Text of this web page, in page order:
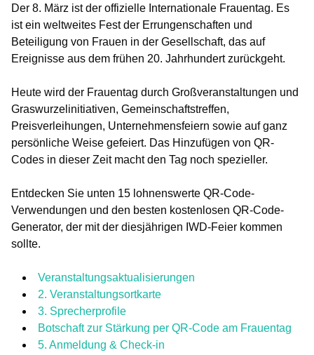
Der 8. März ist der offizielle Internationale Frauentag. Es
ist ein weltweites Fest der Errungenschaften und
Beteiligung von Frauen in der Gesellschaft, das auf
Ereignisse aus dem frühen 20. Jahrhundert zurückgeht.
Heute wird der Frauentag durch Großveranstaltungen und
Graswurzelinitiativen, Gemeinschaftstreffen,
Preisverleihungen, Unternehmensfeiern sowie auf ganz
persönliche Weise gefeiert. Das Hinzufügen von QR-
Codes in dieser Zeit macht den Tag noch spezieller.
Entdecken Sie unten 15 lohnenswerte QR-Code-
Verwendungen und den besten kostenlosen QR-Code-
Generator, der mit der diesjährigen IWD-Feier kommen
sollte.
Veranstaltungsaktualisierungen
2. Veranstaltungsortkarte
3. Sprecherprofile
Botschaft zur Stärkung per QR-Code am Frauentag
5. Anmeldung & Check-in